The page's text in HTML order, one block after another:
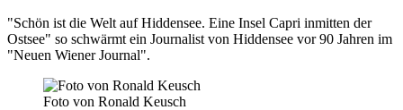
"Schön ist die Welt auf Hiddensee. Eine Insel Capri inmitten der
Ostsee" so schwärmt ein Journalist von Hiddensee vor 90 Jahren im
"Neuen Wiener Journal".
Foto von Ronald Keusch